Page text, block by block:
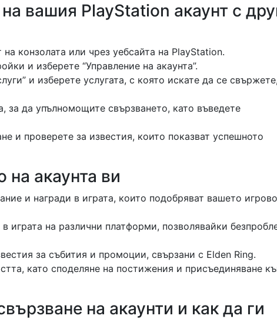
вашия PlayStation акаунт с
конзолата или чрез уебсайта на PlayStation.
и изберете “Управление на акаунта”.
и изберете услугата, с която искате да се свържете,
за да упълномощите свързването, като въведете
и проверете за известия, които показват успешното
на акаунта ви
и награди в играта, които подобряват вашето игрово
играта на различни платформи, позволявайки
за събития и промоции, свързани с Elden Ring.
като споделяне на постижения и присъединяване
на акаунти и как да ги